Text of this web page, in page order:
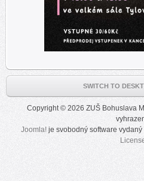
SWITCH TO
Copyright © 2026 ZUŠ Bohuslava
Joomla!je svobodný software vydaný